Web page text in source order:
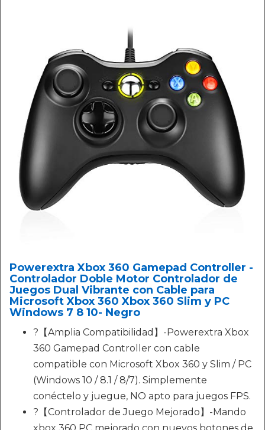
Powerextra Xbox 360 Gamepad Controller -
Controlador Doble Motor Controlador de
Juegos Dual Vibrante con Cable para
Microsoft Xbox 360 Xbox 360 Slim y PC
Windows 7 8 10- Negro
?【Amplia Compatibilidad】-Powerextra Xbox
360 Gamepad Controller con cable
compatible con Microsoft Xbox 360 y Slim / PC
(Windows 10 / 8.1 / 8/7). Simplemente
conéctelo y juegue, NO apto para juegos FPS.
?【Controlador de Juego Mejorado】-Mando